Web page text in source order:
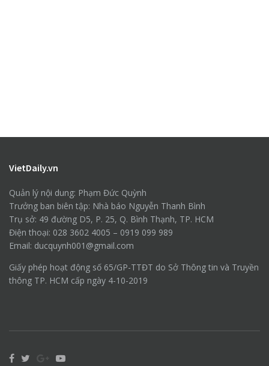
VietDaily.vn
Quản lý nội dung: Phạm Đức Quỳnh
Trưởng ban biên tập: Nhà báo Nguyễn Thanh Bình
Trụ sở: 49 đường D5, P. 25, Q. Bình Thạnh, TP. HCM
Điện thoại: 028 3602 4005 – 0919 099 989
Email: ducquynh001@gmail.com
Giấy phép hoạt động số 65/GP-TTĐT do Sở Thông tin và Truyền
thông TP. HCM cấp ngày 4-10-2019